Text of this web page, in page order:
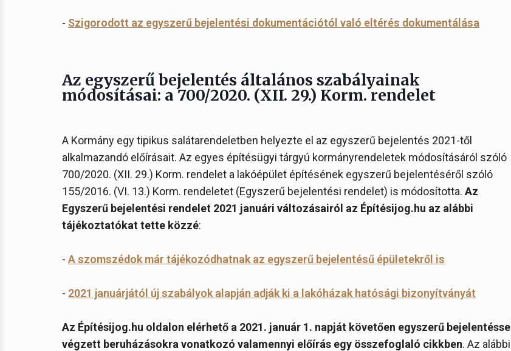
- Szigorodott az egyszerű bejelentési dokumentációtól való eltérés dokumentálása
Az egyszerű bejelentés általános szabályainak
módosításai: a 700/2020. (XII. 29.) Korm. rendelet
A Kormány egy tipikus salátarendeletben helyezte el az egyszerű bejelentés 2021-től
alkalmazandó előírásait. Az egyes építésügyi tárgyú kormányrendeletek módosításáról szóló
700/2020. (XII. 29.) Korm. rendelet a lakóépület építésének egyszerű bejelentéséről szóló
155/2016. (VI. 13.) Korm. rendeletet (Egyszerű bejelentési rendelet) is módosította. Az
Egyszerű bejelentési rendelet 2021 januári változásairól az Építésijog.hu az alábbi
tájékoztatókat tette közzé:
- A szomszédok már tájékozódhatnak az egyszerű bejelentésű épületekről is
- 2021 januárjától új szabályok alapján adják ki a lakóházak hatósági bizonyítványát
Az Építésijog.hu oldalon elérhető a 2021. január 1. napját követően egyszerű bejelentéssel
végzett beruházásokra vonatkozó valamennyi előírás egy összefoglaló cikkben. Az alábbi